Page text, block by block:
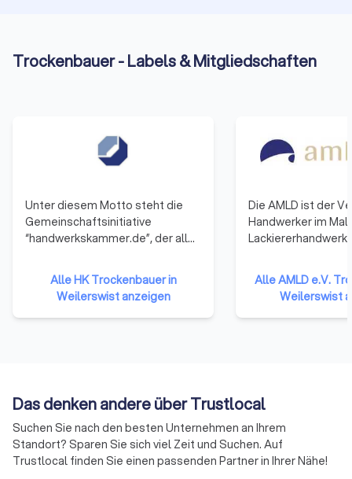
Trockenbauer - Labels & Mitgliedschaften
Unter diesem Motto steht die
Gemeinschaftsinitiative
“handwerkskammer.de”, der alle
angehören. Sie repräsentieren
damit das gesamte Handwerk in
der Bundesrepublik Deutschland.
Die Mitglieder haben sich darauf
der Handwerkskammern
effizienter und effektiver
werden.
Alle HK Trockenbauer in
Weilerswist anzeigen
Die AMLD ist der
Handwerker im
vernetzt und
Interessen des
Wirtschaft und
Alle AMLD e.V.
Weilerswist
Das denken andere über Trustlocal
Suchen Sie nach den besten Unternehmen an Ihrem
Standort? Sparen Sie sich viel Zeit und Suchen. Auf
Trustlocal finden Sie einen passenden Partner in Ihrer Nähe!